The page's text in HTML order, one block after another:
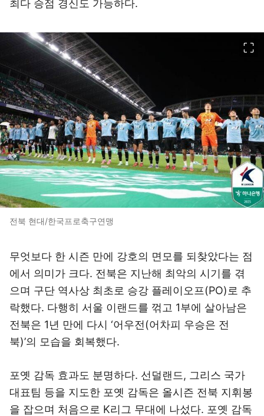
최다 승점 경신도 가능하다.
전북 현대/한국프로축구연맹
무엇보다 한 시즌 만에 강호의 면모를 되찾았다는 점
에서 의미가 크다. 전북은 지난해 최악의 시기를 겪
으며 구단 역사상 최초로 승강 플레이오프(PO)로 추
락했다. 다행히 서울 이랜드를 꺾고 1부에 살아남은
전북은 1년 만에 다시 ‘어우전(어차피 우승은 전
북)’의 모습을 회복했다.
포옛 감독 효과도 분명하다. 선덜랜드, 그리스 국가
대표팀 등을 지도한 포옛 감독은 올시즌 전북 지휘봉
을 잡으며 처음으로 K리그 무대에 나섰다. 포옛 감독